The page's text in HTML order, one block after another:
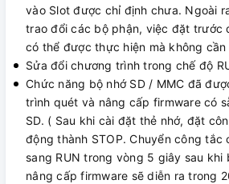
vào Slot được chỉ định chưa. Ngoài
trao đổi các bộ phận, việc đặt trước
có thể được thực hiện mà không cần
Sửa đổi chương trình trong chế độ
Chức năng bộ nhớ SD / MMC đã
trình quét và nâng cấp firmware có
SD. ( Sau khi cài đặt thẻ nhớ, đặt
động thành STOP. Chuyển công tắc
sang RUN trong vòng 5 giây sau khi
nâng cấp firmware sẽ diễn ra trong